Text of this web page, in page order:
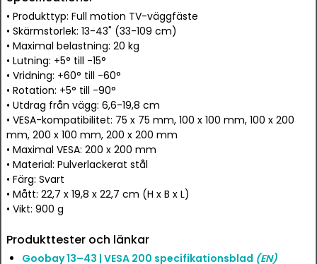
• Produkttyp: Full motion TV-väggfäste
• Skärmstorlek: 13-43" (33-109 cm)
• Maximal belastning: 20 kg
• Lutning: +5° till -15°
• Vridning: +60° till -60°
• Rotation: +5° till -90°
• Utdrag från vägg: 6,6-19,8 cm
• VESA-kompatibilitet: 75 x 75 mm, 100 x 100 mm, 100 x 200
mm, 200 x 100 mm, 200 x 200 mm
• Maximal VESA: 200 x 200 mm
• Material: Pulverlackerat stål
• Färg: Svart
• Mått: 22,7 x 19,8 x 22,7 cm (H x B x L)
• Vikt: 900 g
Produkttester och länkar
Goobay 13–43 | VESA 200 specifikationsblad (EN)